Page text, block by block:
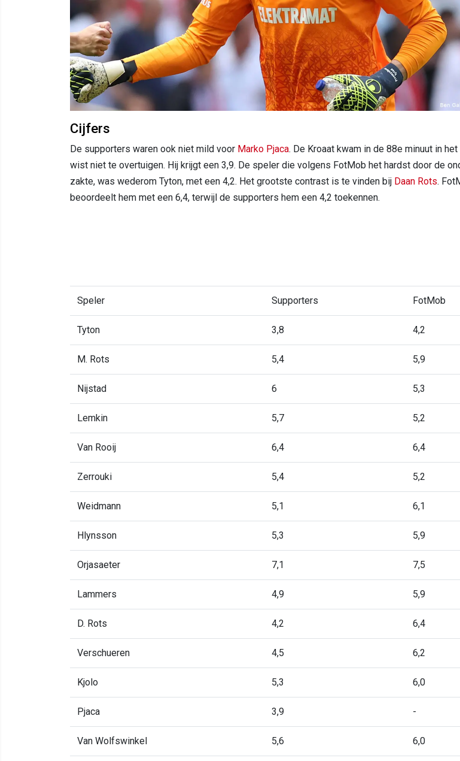
Cijfers
De supporters waren ook niet mild voor Marko Pjaca. De Kroaat kwam in de 88e minuut in
wist niet te overtuigen. Hij krijgt een 3,9. De speler die volgens FotMob het hardst door de
zakte, was wederom Tyton, met een 4,2. Het grootste contrast is te vinden bij Daan Rots.
beoordeelt hem met een 6,4, terwijl de supporters hem een 4,2 toekennen.
Speler Supporters FotMob
Tyton 3,8 4,2
M. Rots 5,4 5,9
Nijstad 6 5,3
Lemkin 5,7 5,2
Van Rooij 6,4 6,4
Zerrouki 5,4 5,2
Weidmann 5,1 6,1
Hlynsson 5,3 5,9
Orjasaeter 7,1 7,5
Lammers 4,9 5,9
D. Rots 4,2 6,4
Verschueren 4,5 6,2
Kjolo 5,3 6,0
Pjaca 3,9 -
Van Wolfswinkel 5,6 6,0